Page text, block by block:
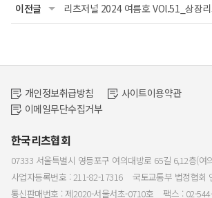
이전글 리츠저널 2024 여름호 VOl.51_상장
개인정보취급방침
사이트이용약관
이메일무단수집거부
한국리츠협회
07333 서울특별시 영등포구 여의대방로 65길 6,12층(여
사업자등록번호 : 211-82-17316
국토교통부 법정협회
통신판매번호 : 제2020-서울서초-0710호
팩스 : 02-